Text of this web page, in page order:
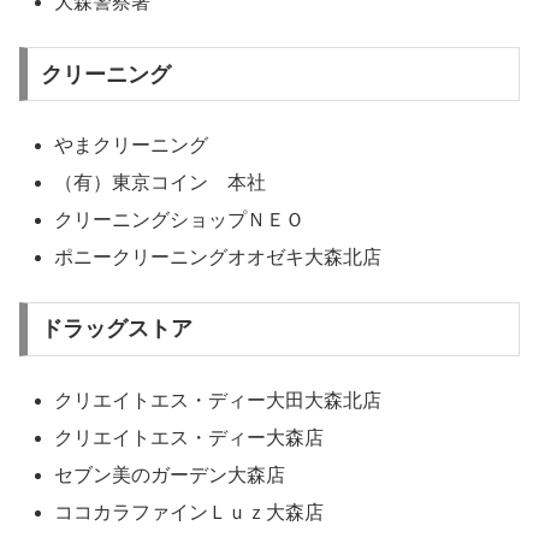
クリーニング
やまクリーニング
（有）東京コイン 本社
クリーニングショップＮＥＯ
ポニークリーニングオオゼキ大森北店
ドラッグストア
クリエイトエス・ディー大田大森北店
クリエイトエス・ディー大森店
セブン美のガーデン大森店
ココカラファインＬｕｚ大森店